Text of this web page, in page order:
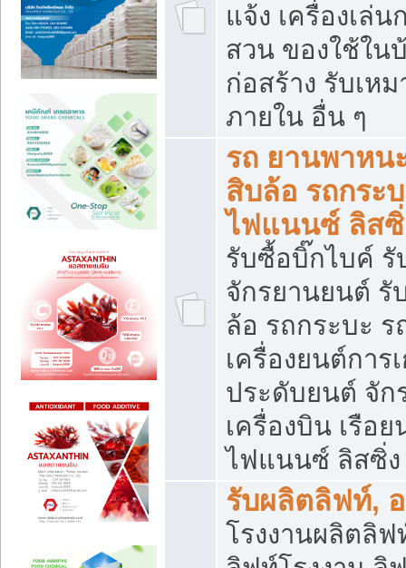
แจ้ง เครื่องเล่น
สวน ของใช้ใน
ก่อสร้าง รับเห
ภายใน อื่น ๆ
รถ ยานพาหน
สิบล้อ รถกระ
ไฟแนนซ์ ลิส
รับซื้อบิ๊กไบค์
จักรยานยนต์ รั
ล้อ รถกระบะ
เครื่องยนต์การ
ประดับยนต์ จัก
เครื่องบิน เรือ
ไฟแนนซ์ ลิสซิ่ง
รับผลิตลิฟท์,
โรงงานผลิตลิ